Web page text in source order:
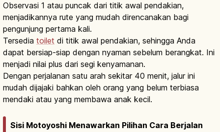
Observasi 1 atau puncak dari titik awal pendakian,
menjadikannya rute yang mudah direncanakan bagi
pengunjung pertama kali.
Tersedia toilet di titik awal pendakian, sehingga Anda
dapat bersiap-siap dengan nyaman sebelum berangkat. Ini
menjadi nilai plus dari segi kenyamanan.
Dengan perjalanan satu arah sekitar 40 menit, jalur ini
mudah dijajaki bahkan oleh orang yang belum terbiasa
mendaki atau yang membawa anak kecil.
Sisi Motoyoshi Menawarkan Pilihan Cara Berjalan